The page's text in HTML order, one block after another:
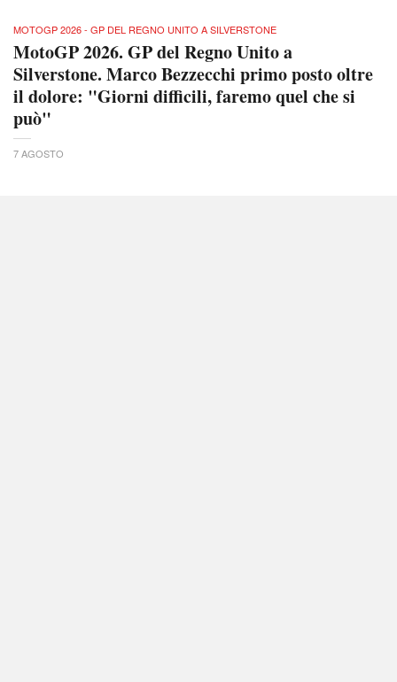
MOTOGP 2026 - GP DEL REGNO UNITO A SILVERSTONE
MotoGP 2026. GP del Regno Unito a
Silverstone. Marco Bezzecchi primo posto oltre
il dolore: "Giorni difficili, faremo quel che si
può"
7 AGOSTO